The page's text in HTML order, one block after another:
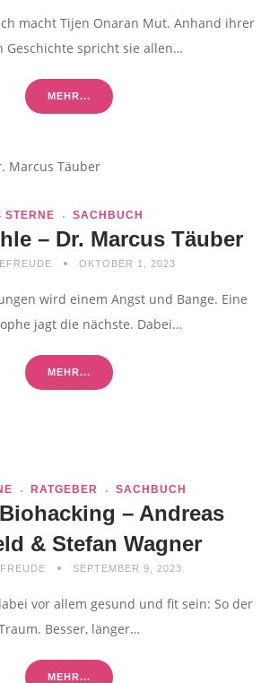
macht Tijen Onaran Mut. Anhand ihrer
Geschichte spricht sie allen…
MEHR...
STERNE SACHBUCH
– Dr. Marcus Täuber
OKTOBER 1, 2023
wird einem Angst und Bange. Eine
jagt die nächste. Dabei…
MEHR...
RATGEBER SACHBUCH
– Andreas
& Stefan Wagner
SEPTEMBER 9, 2023
vor allem gesund und fit sein: So der
Besser, länger…
MEHR...